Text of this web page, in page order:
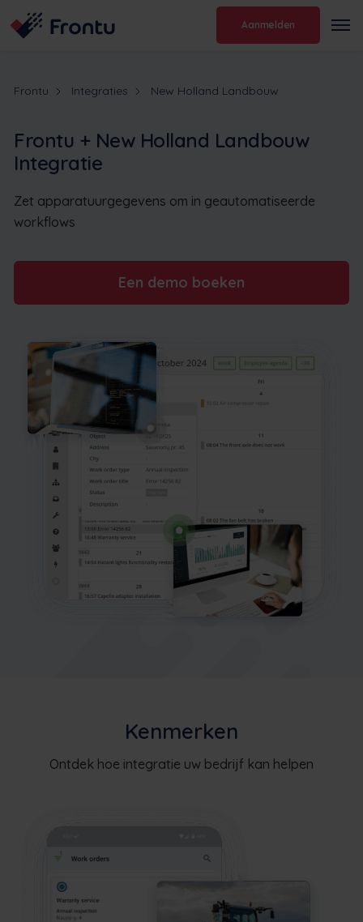
Aanmelden
Frontu Integraties New Holland Landbouw
Frontu + New Holland Landbouw
Integratie
Zet apparatuurgegevens om in geautomatiseerde
workflows
Een demo boeken
Kenmerken
Ontdek hoe integratie uw bedrijf kan helpen